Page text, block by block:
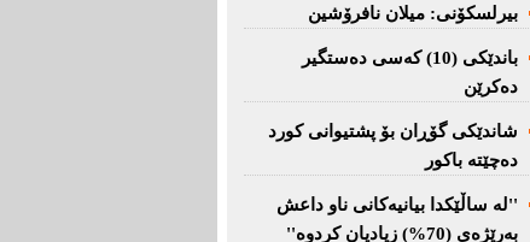
بیرلسكۆنی: میلان نافرۆشین
باندێکی (10) کەسى دەستگیر
دەکرێن
شاندێکى گۆڕان بۆ پشتیوانی کورد
دەچێتە باکور
''لە ساڵێکدا بیانیه‌كانی ناو داعش
بەرێژەى (70%) زیادیان کردوە''